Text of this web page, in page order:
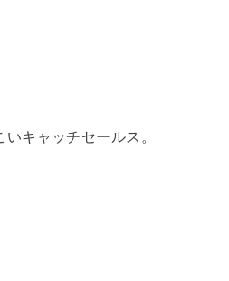
キャッチセールス。